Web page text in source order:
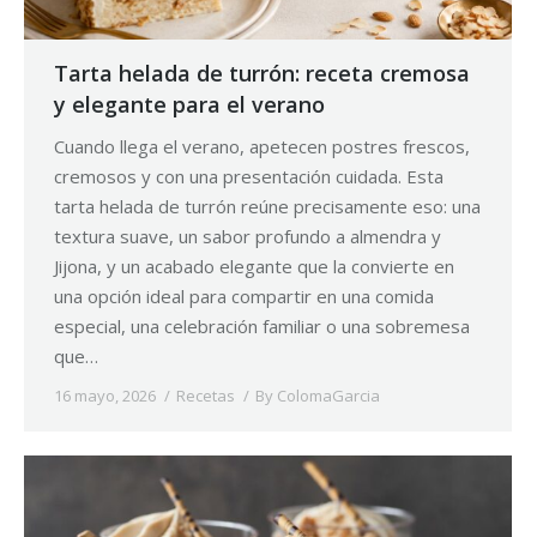
Tarta helada de turrón: receta cremosa
y elegante para el verano
Cuando llega el verano, apetecen postres frescos,
cremosos y con una presentación cuidada. Esta
tarta helada de turrón reúne precisamente eso: una
textura suave, un sabor profundo a almendra y
Jijona, y un acabado elegante que la convierte en
una opción ideal para compartir en una comida
especial, una celebración familiar o una sobremesa
que…
16 mayo, 2026 Recetas By ColomaGarcia